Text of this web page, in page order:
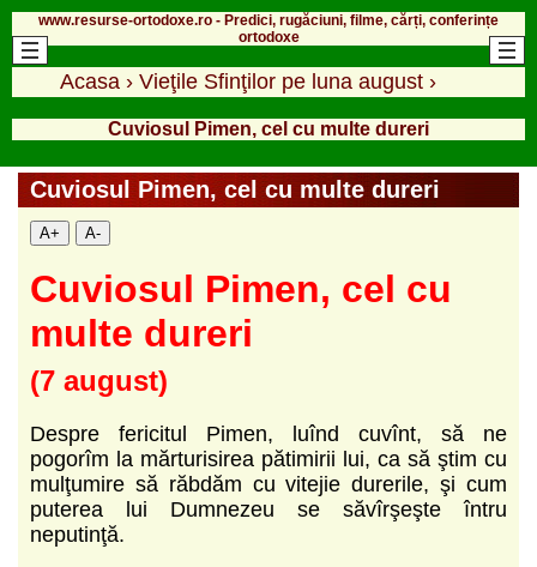
www.resurse-ortodoxe.ro - Predici, rugăciuni, filme, cărți, conferințe
ortodoxe
Acasa › Vieţile Sfinţilor pe luna august ›
Cuviosul Pimen, cel cu multe dureri
Cuviosul Pimen, cel cu multe dureri
A+ A-
Cuviosul Pimen, cel cu
multe dureri
(7 august)
Despre fericitul Pimen, luînd cuvînt, să ne
pogorîm la mărturisirea pătimirii lui, ca să ştim cu
mulţumire să răbdăm cu vitejie durerile, şi cum
puterea lui Dumnezeu se săvîrşeşte întru
neputinţă.